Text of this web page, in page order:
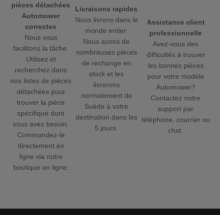
pièces détachées
Automower
correctes
Nous vous
facilitons la tâche.
Utilisez et
recherchez dans
nos listes de pièces
détachées pour
trouver la pièce
spécifique dont
vous avez besoin.
Commandez-le
directement en
ligne via notre
boutique en ligne.
Livraisons rapides
Nous livrons dans le
monde entier.
Nous avons de
nombreuses pièces
de rechange en
stock et les
livrerons
normalement de
Suède à votre
destination dans les
5 jours.
Assistance client
professionnelle
Avez-vous des
difficultés à trouver
les bonnes pièces
pour votre modèle
Automower?
Contactez notre
support par
téléphone, courrier ou
chat.